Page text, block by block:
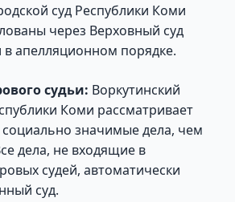
суд Республики Коми
через Верховный суд
апелляционном порядке.
судьи: Воркутинский
Коми рассматривает
значимые дела, чем
дела, не входящие в
судей, автоматически
суд.